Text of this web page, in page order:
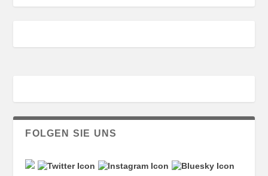
FOLGEN SIE UNS